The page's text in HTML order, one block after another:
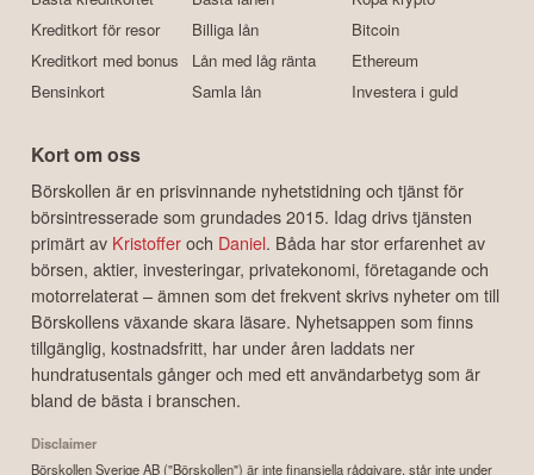
Kreditkort för resor
Kreditkort med bonus
Bensinkort
Billiga lån
Lån med låg ränta
Samla lån
Bitcoin
Ethereum
Investera i guld
Kort om oss
Börskollen är en prisvinnande nyhetstidning och tjänst för
börsintresserade som grundades 2015. Idag drivs tjänsten
primärt av Kristofferoch Daniel. Båda har stor erfarenhet av
börsen, aktier, investeringar, privatekonomi, företagande och
motorrelaterat – ämnen som det frekvent skrivs nyheter om till
Börskollens växande skara läsare. Nyhetsappen som finns
tillgänglig, kostnadsfritt, har under åren laddats ner
hundratusentals gånger och med ett användarbetyg som är
bland de bästa i branschen.
Disclaimer
Börskollen Sverige AB ("Börskollen") är inte finansiella rådgivare, står inte under